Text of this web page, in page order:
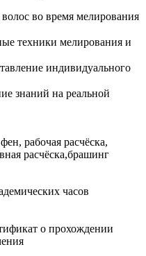
во время мелирования
техники мелирования и
индивидуального
знаний на реальной
рабочая расчёска,
расчёска,брашинг
часов
о прохождении